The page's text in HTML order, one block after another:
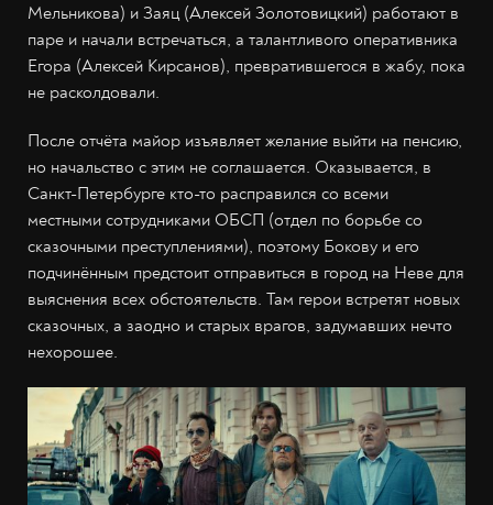
Мельникова) и Заяц (Алексей Золотовицкий) работают в
паре и начали встречаться, а талантливого оперативника
Егора (Алексей Кирсанов), превратившегося в жабу, пока
не расколдовали.
После отчёта майор изъявляет желание выйти на пенсию,
но начальство с этим не соглашается. Оказывается, в
Санкт-Петербурге кто-то расправился со всеми
местными сотрудниками ОБСП (отдел по борьбе со
сказочными преступлениями), поэтому Бокову и его
подчинённым предстоит отправиться в город на Неве для
выяснения всех обстоятельств. Там герои встретят новых
сказочных, а заодно и старых врагов, задумавших нечто
нехорошее.